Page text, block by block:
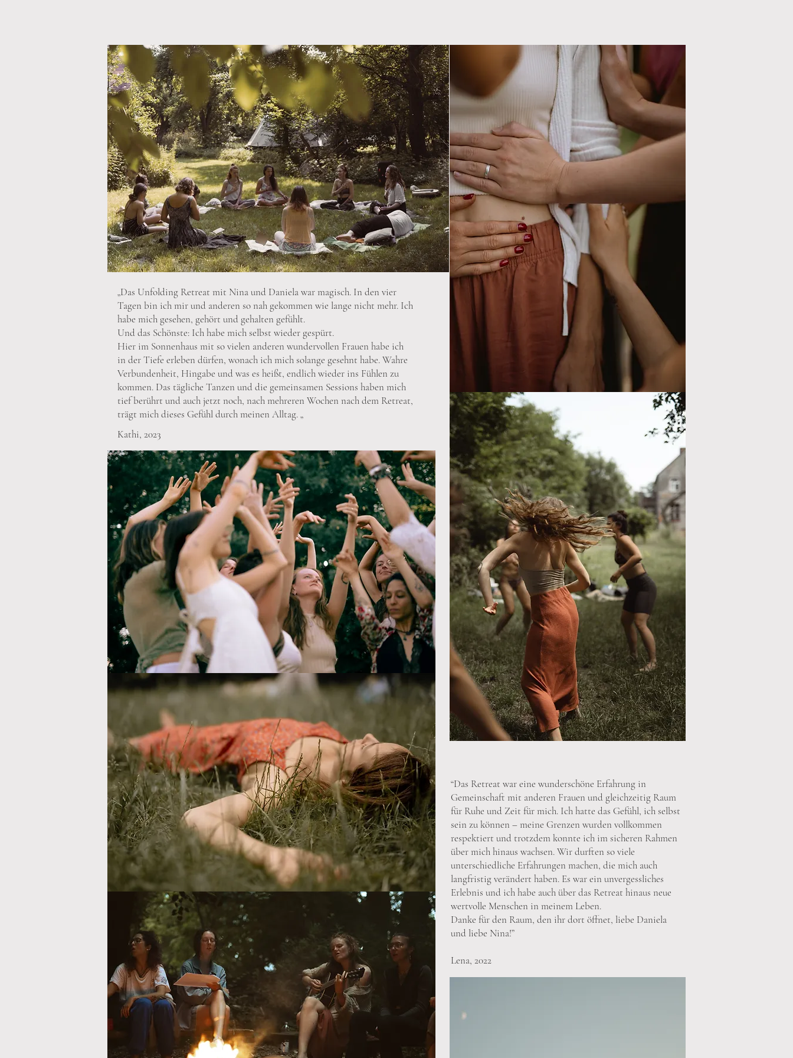
„Das Unfolding Retreat mit Nina und Daniela war magisch. In den vier
Tagen bin ich mir und anderen so nah gekommen wie lange nicht mehr. Ich
habe mich gesehen, gehört und gehalten gefühlt.
Und das Schönste: Ich habe mich selbst wieder gespürt.
Hier im Sonnenhaus mit so vielen anderen wundervollen Frauen habe ich
in der Tiefe erleben dürfen, wonach ich mich solange gesehnt habe. Wahre
Verbundenheit, Hingabe und was es heißt, endlich wieder ins Fühlen zu
kommen. Das tägliche Tanzen und die gemeinsamen Sessions haben mich
tief berührt und auch jetzt noch, nach mehreren Wochen nach dem Retreat,
trägt mich dieses Gefühl durch meinen Alltag. „
Kathi, 2023
“Das Retreat war eine wunderschöne Erfahrung in
Gemeinschaft mit anderen Frauen und gleichzeitig Raum
für Ruhe und Zeit für mich. Ich hatte das Gefühl, ich selbst
sein zu können – meine Grenzen wurden vollkommen
respektiert und trotzdem konnte ich im sicheren Rahmen
über mich hinaus wachsen. Wir durften so viele
unterschiedliche Erfahrungen machen, die mich auch
langfristig verändert haben. Es war ein unvergessliches
Erlebnis und ich habe auch über das Retreat hinaus neue
wertvolle Menschen in meinem Leben.
Danke für den Raum, den ihr dort öffnet, liebe Daniela
und liebe Nina!”
Lena, 2022